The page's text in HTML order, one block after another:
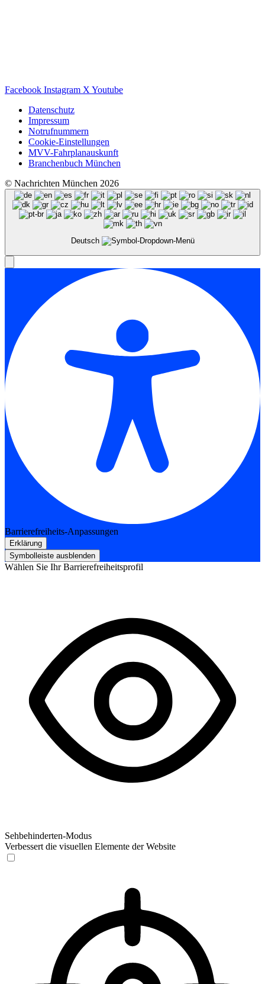
Facebook Instagram X Youtube
Datenschutz
Impressum
Notrufnummern
Cookie-Einstellungen
MVV-Fahrplanauskunft
Branchenbuch München
© Nachrichten München 2026
Deutsch
Barrierefreiheits-Anpassungen
Erklärung
Symbolleiste ausblenden
Wählen Sie Ihr Barrierefreiheitsprofil
Sehbehinderten-Modus
Verbessert die visuellen Elemente der Website